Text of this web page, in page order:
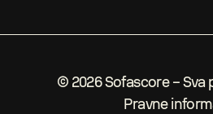
© 2026Sofascore –Sva
Pravne